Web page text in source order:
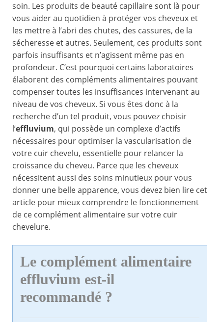
soin. Les produits de beauté capillaire sont là pour
vous aider au quotidien à protéger vos cheveux et
les mettre à l’abri des chutes, des cassures, de la
sécheresse et autres. Seulement, ces produits sont
parfois insuffisants et n’agissent même pas en
profondeur. C’est pourquoi certains laboratoires
élaborent des compléments alimentaires pouvant
compenser toutes les insuffisances intervenant au
niveau de vos cheveux. Si vous êtes donc à la
recherche d’un tel produit, vous pouvez choisir
l’effluvium, qui possède un complexe d’actifs
nécessaires pour optimiser la vascularisation de
votre cuir chevelu, essentielle pour relancer la
croissance du cheveu. Parce que les cheveux
nécessitent aussi des soins minutieux pour vous
donner une belle apparence, vous devez bien lire cet
article pour mieux comprendre le fonctionnement
de ce complément alimentaire sur votre cuir
chevelure.
Le complément alimentaire
effluvium est-il
recommandé ?